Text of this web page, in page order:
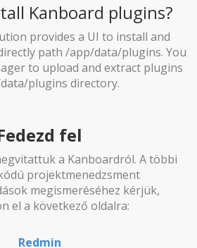
Kanboard plugins?
provides a UI to install and
path /app/data/plugins. You
to upload and extract plugins
plugins directory.
fel
a Kanboardról. A többi
projektmenedzsment
megismeréséhez kérjük,
el a következő oldalra:
Redmin